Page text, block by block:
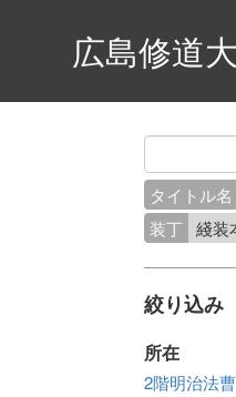
広島修道
タイトル名
装丁 綫装
絞り込み
所在
2階明治法